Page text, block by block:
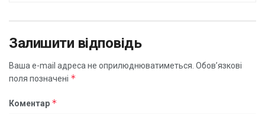
Залишити відповідь
Ваша e-mail адреса не оприлюднюватиметься. Обов’язкові
поля позначені *
Коментар *